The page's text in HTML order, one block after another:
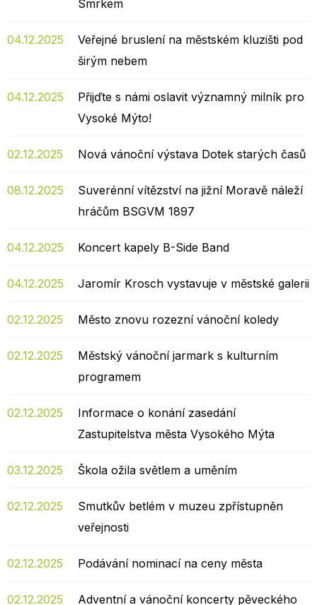
Smrkem
04.12.2025
Veřejné bruslení na městském kluzišti pod
širým nebem
04.12.2025
Přijďte s námi oslavit významný milník pro
Vysoké Mýto!
02.12.2025 Nová vánoční výstava Dotek starých časů
08.12.2025
Suverénní vítězství na jižní Moravě náleží
hráčům BSGVM 1897
04.12.2025 Koncert kapely B-Side Band
04.12.2025 Jaromír Krosch vystavuje v městské galerii
02.12.2025 Město znovu rozezní vánoční koledy
02.12.2025
Městský vánoční jarmark s kulturním
programem
02.12.2025
Informace o konání zasedání
Zastupitelstva města Vysokého Mýta
03.12.2025 Škola ožila světlem a uměním
02.12.2025
Smutkův betlém v muzeu zpřístupněn
veřejnosti
02.12.2025 Podávání nominací na ceny města
02.12.2025
Adventní a vánoční koncerty pěveckého